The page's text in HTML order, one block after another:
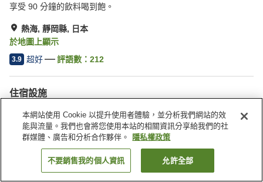
享受 90 分鐘的飲料喝到飽。
熱海, 靜岡縣, 日本
於地圖上顯示
3.9 超好 評語數： 212
住宿設施
停車場
三溫暖
餐廳
自動販賣機
找客房
本網站使用 Cookie 以提升使用者體驗，並分析我們網站的效
能與流量。我們也會將您使用本站的相關資訊分享給我們的社
群媒體、廣告和分析合作夥伴。
隱私權政策
不要銷售我的個人資訊 允許全部